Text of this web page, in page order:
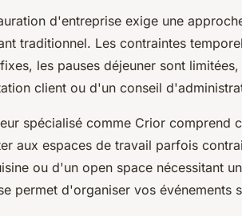
d'entreprise exige une
traditionnel. Les contraintes
les pauses déjeuner sont
client ou d'un conseil
spécialisé comme Crior comprend
aux espaces de travail parfois
ou d'un open space nécessitant
permet d'organiser vos événements